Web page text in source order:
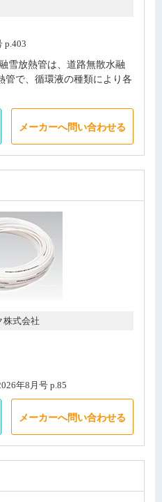
p.403
雪放熱管は、道路無散水融
管で、循環液の種類により各
メーカーへ問い合わせる
株式会社
年8月号 p.85
メーカーへ問い合わせる